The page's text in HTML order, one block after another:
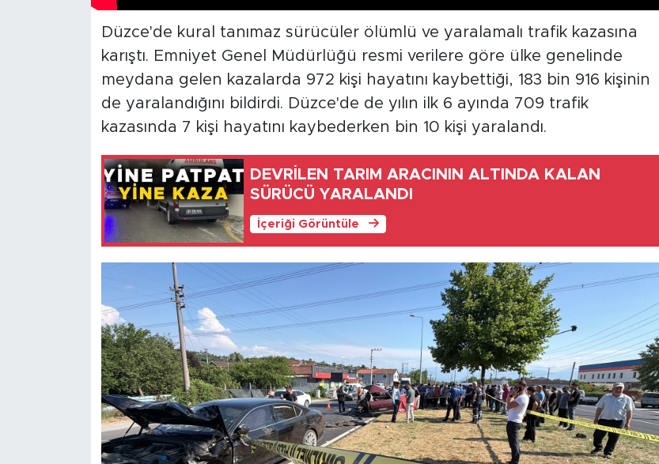
Düzce'de kural tanımaz sürücüler ölümlü ve yaralamalı trafik kazasına
karıştı. Emniyet Genel Müdürlüğü resmi verilere göre ülke genelinde
meydana gelen kazalarda 972 kişi hayatını kaybettiği, 183 bin 916 kişinin
de yaralandığını bildirdi. Düzce'de de yılın ilk 6 ayında 709 trafik
kazasında 7 kişi hayatını kaybederken bin 10 kişi yaralandı.
DEVRİLEN TARIM ARACININ ALTINDA KALAN
SÜRÜCÜ YARALANDI
İçeriği Görüntüle